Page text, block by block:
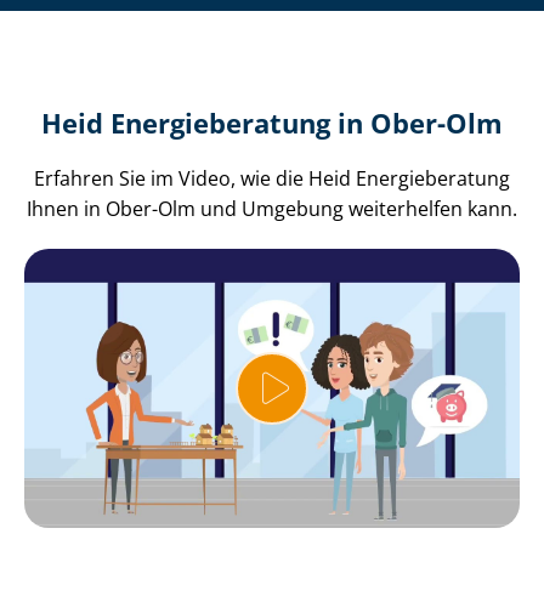
Heid Energieberatung in Ober-Olm
Erfahren Sie im Video, wie die Heid Energieberatung
Ihnen in Ober-Olm und Umgebung weiterhelfen kann.